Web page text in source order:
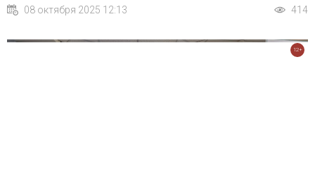
08 октября 2025 12:13
414
12+